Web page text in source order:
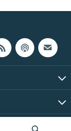
права защищены.